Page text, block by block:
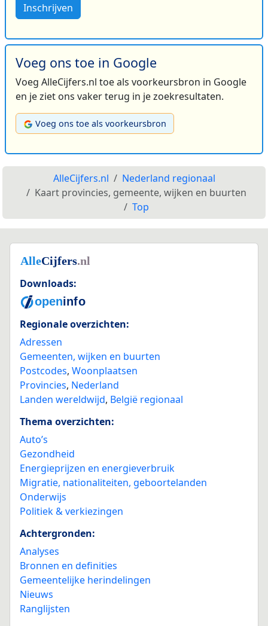
Inschrijven
Voeg ons toe in Google
Voeg AlleCijfers.nl toe als voorkeursbron in Google
en je ziet ons vaker terug in je zoekresultaten.
Voeg ons toe als voorkeursbron
AlleCijfers.nl
Nederland regionaal
Kaart provincies, gemeente, wijken en buurten
Top
Downloads:
Regionale overzichten:
Adressen
Gemeenten, wijken en buurten
Postcodes, Woonplaatsen
Provincies, Nederland
Landen wereldwijd, België regionaal
Thema overzichten:
Auto’s
Gezondheid
Energieprijzen en energieverbruik
Migratie, nationaliteiten, geboortelanden
Onderwijs
Politiek & verkiezingen
Achtergronden:
Analyses
Bronnen en definities
Gemeentelijke herindelingen
Nieuws
Ranglijsten